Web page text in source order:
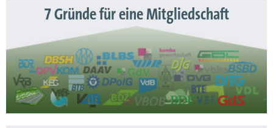
7 Gründe für eine Mitgliedschaft